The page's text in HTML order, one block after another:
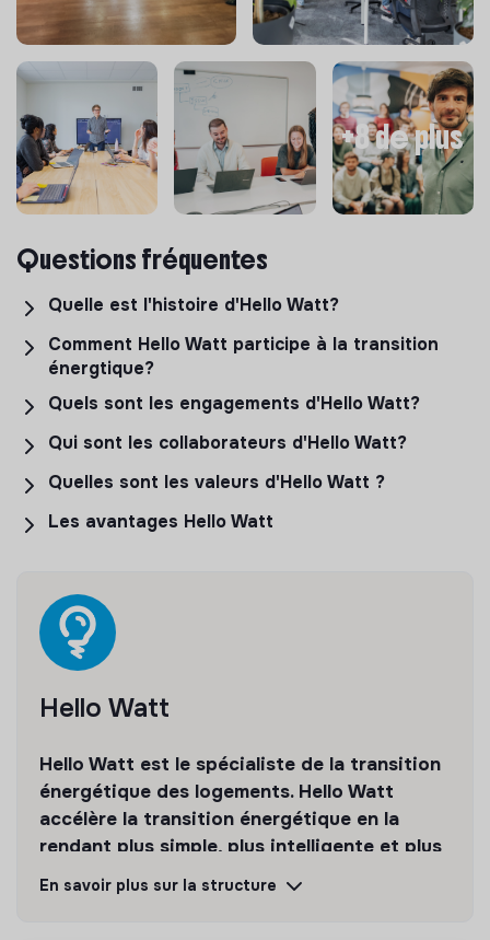
+8 de plus
Questions fréquentes
Quelle est l'histoire d'Hello Watt?
Comment Hello Watt participe à la transition
énergtique?
Quels sont les engagements d'Hello Watt?
Qui sont les collaborateurs d'Hello Watt?
Quelles sont les valeurs d'Hello Watt ?
Les avantages Hello Watt
Hello Watt
Hello Watt est le spécialiste de la transition
énergétique des logements. Hello Watt
accélère la transition énergétique en la
rendant plus simple, plus intelligente et plus
accessible.
En savoir plus sur la structure